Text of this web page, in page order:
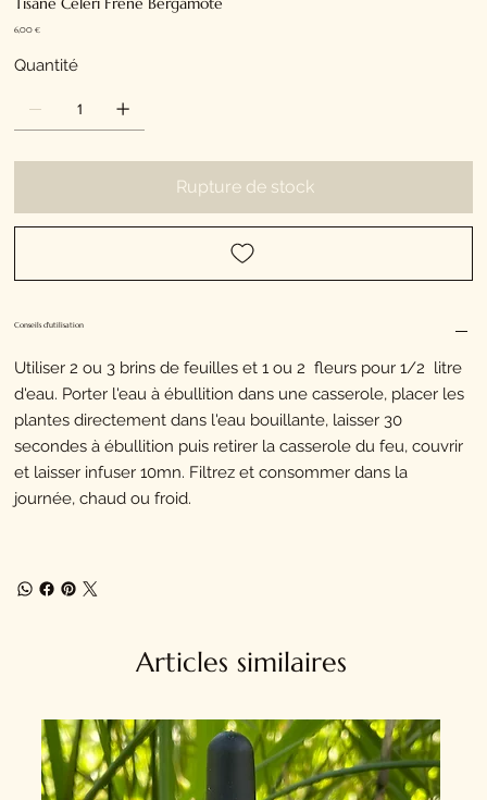
Prix
6,00 €
Quantité
Rupture de stock
Conseils d'utilisation
Utiliser 2 ou 3 brins de feuilles et 1 ou 2 fleurs pour 1/2 litre
d'eau. Porter l'eau à ébullition dans une casserole, placer les
plantes directement dans l'eau bouillante, laisser 30
secondes à ébullition puis retirer la casserole du feu, couvrir
et laisser infuser 10mn. Filtrez et consommer dans la
journée, chaud ou froid.
Articles similaires